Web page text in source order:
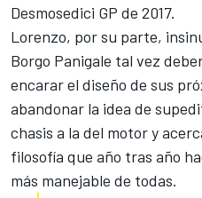
Desmosedici GP de 2017.
Lorenzo, por su parte,
Borgo Panigale tal vez
encarar el diseño de sus
abandonar la idea de
chasis a la del motor y
filosofía que año tras año
más manejable de todas.